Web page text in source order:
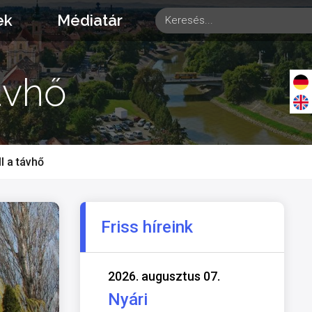
Médiatár
a távhő
Friss híreink
2026. augusztus 07.
Nyári